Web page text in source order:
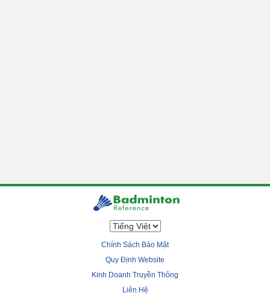
Chính Sách Bảo Mật
Quy Định Website
Kinh Doanh Truyền Thông
Liên Hệ